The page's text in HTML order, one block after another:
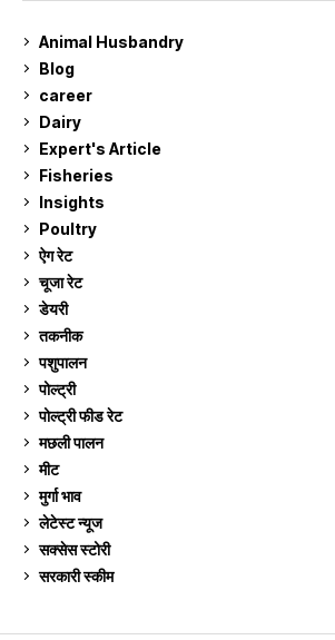
Animal Husbandry
Blog
career
Dairy
Expert's Article
Fisheries
Insights
Poultry
ऐग रेट
चूजा रेट
डेयरी
तकनीक
पशुपालन
पोल्ट्री
पोल्ट्री फीड रेट
मछली पालन
मीट
मुर्गा भाव
लेटेस्ट न्यूज
सक्सेस स्टो‍री
सरकारी स्की‍म